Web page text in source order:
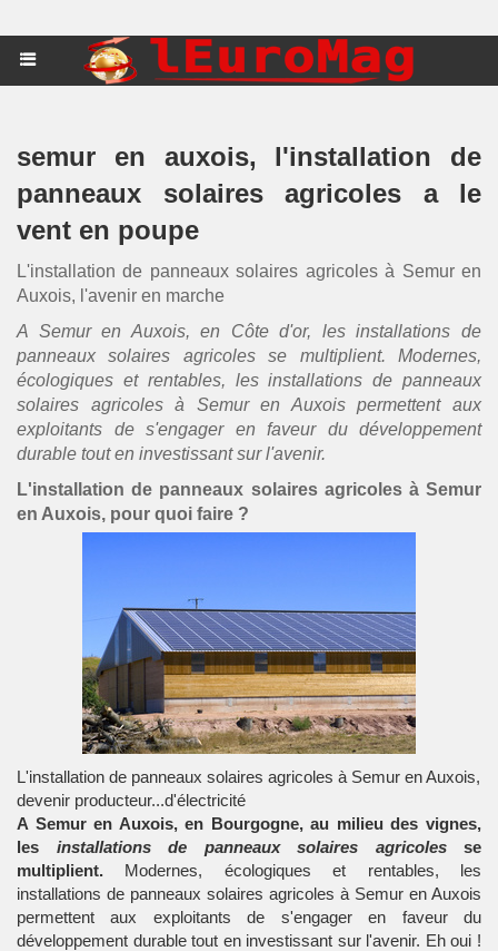
semur en auxois, l'installation de
panneaux solaires agricoles a le
vent en poupe
L'installation de panneaux solaires agricoles à Semur en
Auxois, l'avenir en marche
A Semur en Auxois, en Côte d'or, les installations de
panneaux solaires agricoles se multiplient. Modernes,
écologiques et rentables, les installations de panneaux
solaires agricoles à Semur en Auxois permettent aux
exploitants de s'engager en faveur du développement
durable tout en investissant sur l'avenir.
L'installation de panneaux solaires agricoles à Semur
en Auxois, pour quoi faire ?
L'installation de panneaux solaires agricoles à Semur en Auxois,
devenir producteur...d'électricité
A Semur en Auxois, en Bourgogne, au milieu des vignes,
les installations de panneaux solaires agricolesse
multiplient. Modernes, écologiques et rentables, les
installations de panneaux solaires agricoles à Semur en Auxois
permettent aux exploitants de s'engager en faveur du
développement durable tout en investissant sur l'avenir. Eh oui !